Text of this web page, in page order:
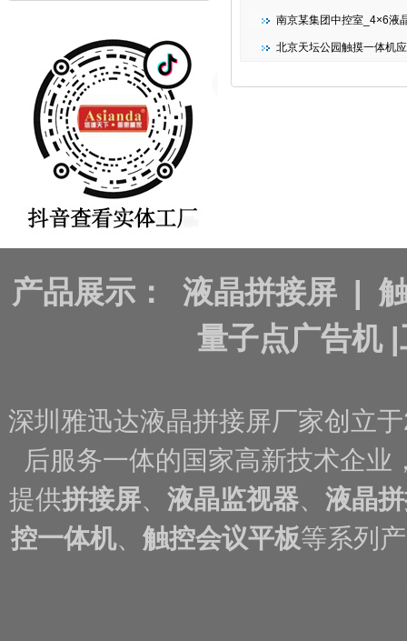
南京某集团中控室_4×6液晶拼接
北京天坛公园触摸一体机
产品展示： 液晶拼接屏 |
量子点广告机|
深圳雅迅达液晶拼接屏厂家创立
后服务一体的国家高新技术企
提供拼接屏、 液晶监视器、 液晶
控一体机、 触控会议平板等系列